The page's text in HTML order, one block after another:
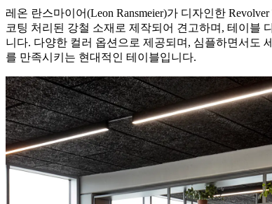
레온 란스마이어(Leon Ransmeier)가 디자인한
코팅 처리된 강철 소재로 제작되어 견고하며, 테이블
니다. 다양한 컬러 옵션으로 제공되며, 심플하면서도
를 만족시키는 현대적인 테이블입니다.